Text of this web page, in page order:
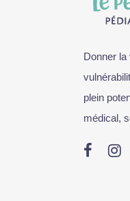
Donner
plein
médical,